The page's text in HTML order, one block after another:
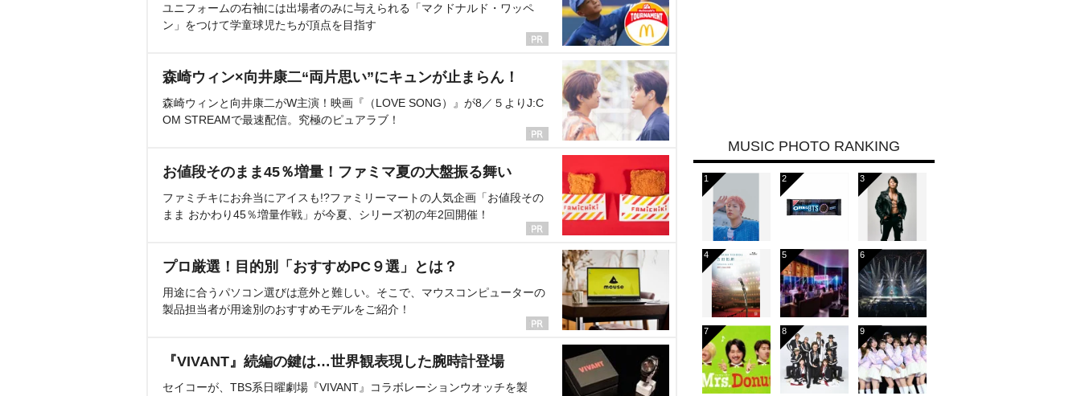
ユニフォームの右袖には出場者のみに与えられる「マクドナルド・ワッペ
ン」をつけて学童球児たちが頂点を目指す
森崎ウィン×向井康二“両片思い”にキュンが止まらん！
森崎ウィンと向井康二がW主演！映画『（LOVE SONG）』が8／５よりJ:C
OM STREAMで最速配信。究極のピュアラブ！
お値段そのまま45％増量！ファミマ夏の大盤振る舞い
ファミチキにお弁当にアイスも!?ファミリーマートの人気企画「お値段その
まま おかわり45％増量作戦」が今夏、シリーズ初の年2回開催！
プロ厳選！目的別「おすすめPC９選」とは？
用途に合うパソコン選びは意外と難しい。そこで、マウスコンピューターの
製品担当者が用途別のおすすめモデルをご紹介！
『VIVANT』続編の鍵は…世界観表現した腕時計登場
セイコーが、TBS系日曜劇場『VIVANT』コラボレーションウオッチを製
MUSIC PHOTO RANKING